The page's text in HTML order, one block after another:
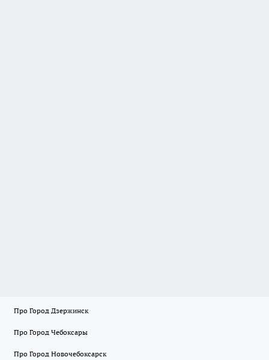
Про Город Дзержинск
Про Город Чебоксары
Про Город Новочебоксарск